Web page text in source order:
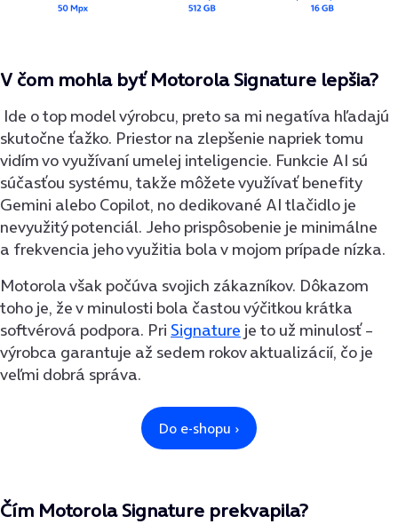
V čom mohla byť Motorola Signature lepšia?
Ide o top model výrobcu, preto sa mi negatíva hľadajú
skutočne ťažko. Priestor na zlepšenie napriek tomu
vidím vo využívaní umelej inteligencie. Funkcie AI sú
súčasťou systému, takže môžete využívať benefity
Gemini alebo Copilot, no dedikované AI tlačidlo je
nevyužitý potenciál. Jeho prispôsobenie je minimálne
a frekvencia jeho využitia bola v mojom prípade nízka.
Motorola však počúva svojich zákazníkov. Dôkazom
toho je, že v minulosti bola častou výčitkou krátka
softvérová podpora. Pri Signature je to už minulosť –
výrobca garantuje až sedem rokov aktualizácií, čo je
veľmi dobrá správa.
Čím Motorola Signature prekvapila?